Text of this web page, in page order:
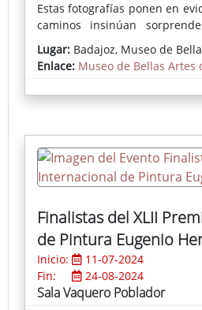
Estas fotografías ponen en
caminos insinúan
arquitectura del edificio, de
artistas de la colección,
personajes
reinterpretaciones
público en alguna de ellas.
Lugar: Badajoz, Museo de
Enlace: Museo de Bellas Artes
Finalistas del XLII
de Pintura Eugenio
Inicio:
11-07-2024
Fin:
24-08-2024
Sala Vaquero Poblador